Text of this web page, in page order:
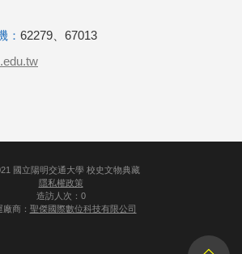
： 62279、67013
國立陽明交通大學 校史文物典藏
隱私權政策
造訪人次：0
廠商： 聖傑國際數位科技有限公司